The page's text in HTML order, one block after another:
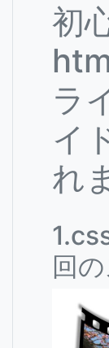
初
ラ
イ
れ
回